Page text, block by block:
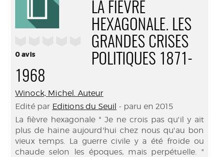
0avis
LA FIÈVRE
HEXAGONALE. LES
GRANDES CRISES
POLITIQUES 1871-
1968
Winock, Michel. Auteur
Edité par Editions du Seuil - paru en 2015
La fièvre hexagonale " Je ne crois pas qu'il y ait
plus de haine aujourd'hui chez nous qu'au bon
vieux temps. La guerre civile y a été froide ou
chaude selon les époques, mais perpétuelle. "